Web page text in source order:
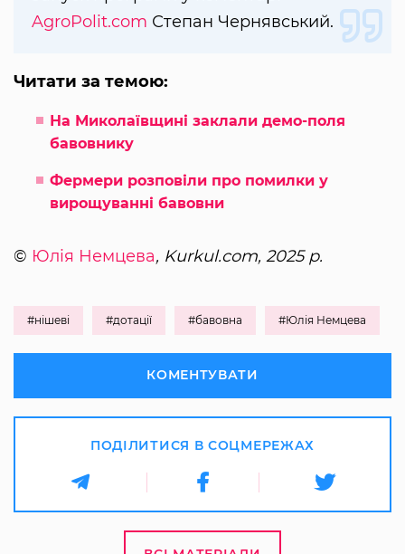
AgroPolit.com Степан Чернявський.
Читати за темою:
На Миколаївщині заклали демо-поля
бавовнику
Фермери розповіли про помилки у
вирощуванні бавовни
© Юлія Немцева, Kurkul.com, 2025 р.
#нішеві #дотації #бавовна #Юлія Немцева
КОМЕНТУВАТИ
ПОДІЛИТИСЯ В СОЦМЕРЕЖАХ